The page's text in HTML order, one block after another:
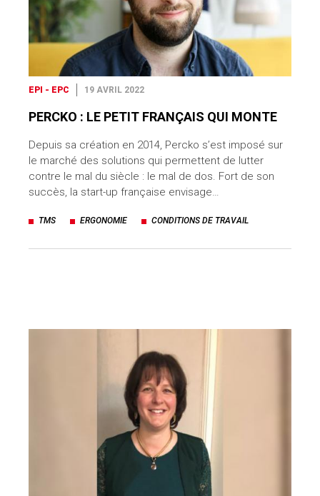
EPI - EPC 19 AVRIL 2022
PERCKO : LE PETIT FRANÇAIS QUI MONTE
Depuis sa création en 2014, Percko s’est imposé sur
le marché des solutions qui permettent de lutter
contre le mal du siècle : le mal de dos. Fort de son
succès, la start-up française envisage…
TMS ERGONOMIE CONDITIONS DE TRAVAIL